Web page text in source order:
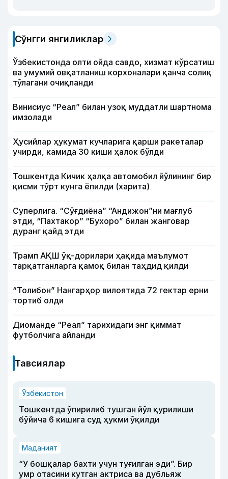
Сўнгги янгиликлар
Ўзбекистонда олти ойда савдо, хизмат кўрсатиш
ва умумий овқатланиш корхоналари қанча солиқ
тўлагани очиқланди
Винисиус “Реал” билан узоқ муддатли шартнома
имзолади
Ҳусийлар ҳукумат кучларига қарши ракеталар
учирди, камида 30 киши ҳалок бўлди
Тошкентда Кичик ҳалқа автомобил йўлининг бир
қисми тўрт кунга ёпилди (харита)
Суперлига. “Сўғдиёна” “Андижон”ни мағлуб
этди, “Пахтакор” “Бухоро” билан жанговар
дуранг қайд этди
Трамп АҚШ ўқ-дорилари ҳақида маълумот
тарқатганларга қамоқ билан таҳдид қилди
“Толибон” Нангарҳор вилоятида 72 гектар ерни
тортиб олди
Диоманде “Реал” тарихидаги энг қиммат
футболчига айланди
Тавсиялар
Ўзбекистон
Тошкентда ўпирилиб тушган йўл қурилиши
бўйича 6 кишига суд ҳукми ўқилди
Маданият
“У бошқалар бахти учун туғилган эди”. Бир
умр отасини кутган актриса ва дубльяж